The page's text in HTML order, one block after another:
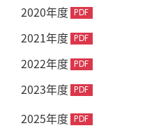
2020年度
2021年度
2022年度
2023年度
2025年度